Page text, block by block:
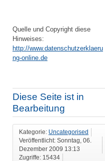
Quelle und Copyright diese
Hinweises:
http://www.datenschutzerklaeru
ng-online.de
Diese Seite ist in
Bearbeitung
Kategorie: Uncategorised
Veröffentlicht: Sonntag, 06.
Dezember 2009 13:13
Zugriffe: 15434